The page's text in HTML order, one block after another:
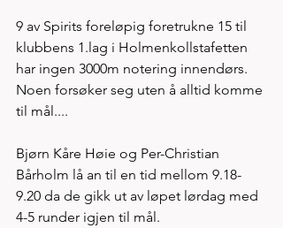
9 av Spirits foreløpig foretrukne 15 til
klubbens 1.lag i Holmenkollstafetten
har ingen 3000m notering innendørs.
Noen forsøker seg uten å alltid komme
til mål....
Bjørn Kåre Høie og Per-Christian
Bårholm lå an til en tid mellom 9.18-
9.20 da de gikk ut av løpet lørdag med
4-5 runder igjen til mål.